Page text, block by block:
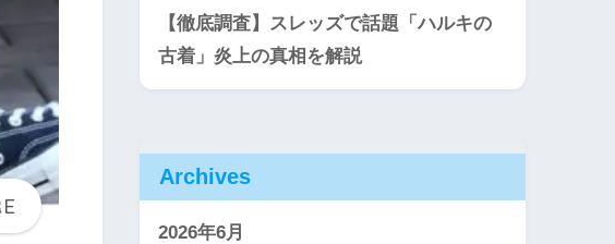
【徹底調査】スレッズで話題「ハルキの
古着」炎上の真相を解説
Archives
2026年6月